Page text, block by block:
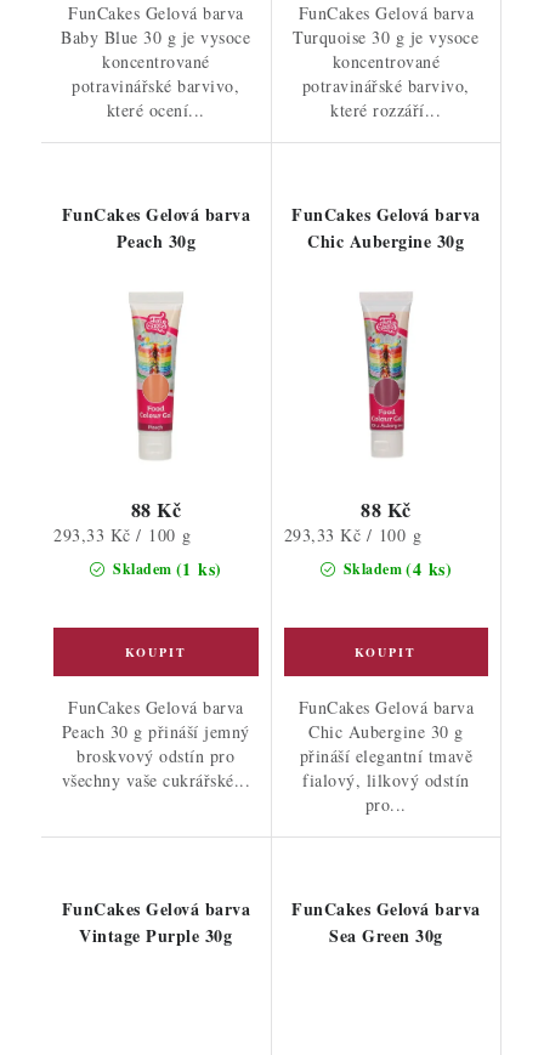
FunCakes Gelová barva
Baby Blue 30 g je vysoce
koncentrované
potravinářské barvivo,
které ocení...
FunCakes Gelová barva
Turquoise 30 g je vysoce
koncentrované
potravinářské barvivo,
které rozzáří...
FunCakes Gelová barva
Peach 30g
Skladem (1 ks)
88 Kč
Měrná
293,33 Kč / 100 g
FunCakes Gelová barva
Peach 30 g přináší jemný
broskvový odstín pro
všechny vaše cukrářské...
FunCakes Gelová barva
Chic Aubergine 30g
Skladem(4 ks)
88 Kč
Měrná
293,33 Kč / 100 g
FunCakes Gelová barva
Chic Aubergine 30 g
přináší elegantní tmavě
fialový, lilkový odstín
pro...
FunCakes Gelová barva
Vintage Purple 30g
FunCakes Gelová barva
Sea Green 30g